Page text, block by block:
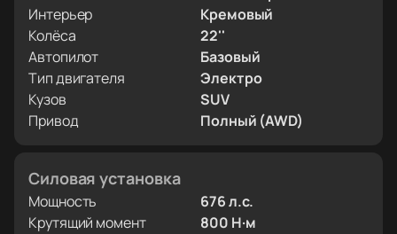
Интерьер
Кремовый
Колёса
22''
Автопилот
Базовый
Тип двигателя
Электро
Кузов
SUV
Привод
Полный (AWD)
Силовая установка
Мощность
676 л.с.
Крутящий момент
800 Н·м